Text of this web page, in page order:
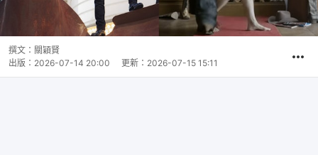
撰文： 關穎賢
出版： 2026-07-14 20:00 更新： 2026-07-15 15:11